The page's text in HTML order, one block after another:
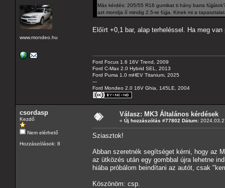
www.mondeo.hu
Más kérdés: 205/55 R16 gumikat ti hány barra
azt mondja ő mindig 2.5-re fújja. Kinek mi a
Előírt +0,1 bar, alap terheléssel. Ha meg
Ford Focus 1.6 16V Trend, 2009
Ford C-Max 2.0 Hybrid SEL, 2013
Ford Puma 1.0 mHEV Titanium, 2025
---
Ford Mondeo 2.0 16V Ghia, 145LE, 2004
csordasp
Kezdő
Nem elérhető
Hozzászólások: 8
Válasz: MK3 Általános kérdések
« Új hozzászólás #77802 Dátum:
Sziasztok!
Abban szeretnék segítséget kérni, hogy az
az ütközés után egy gombbal újra lehetne
hiába próbálom beindítani az autót, csak
Köszönöm: csp.